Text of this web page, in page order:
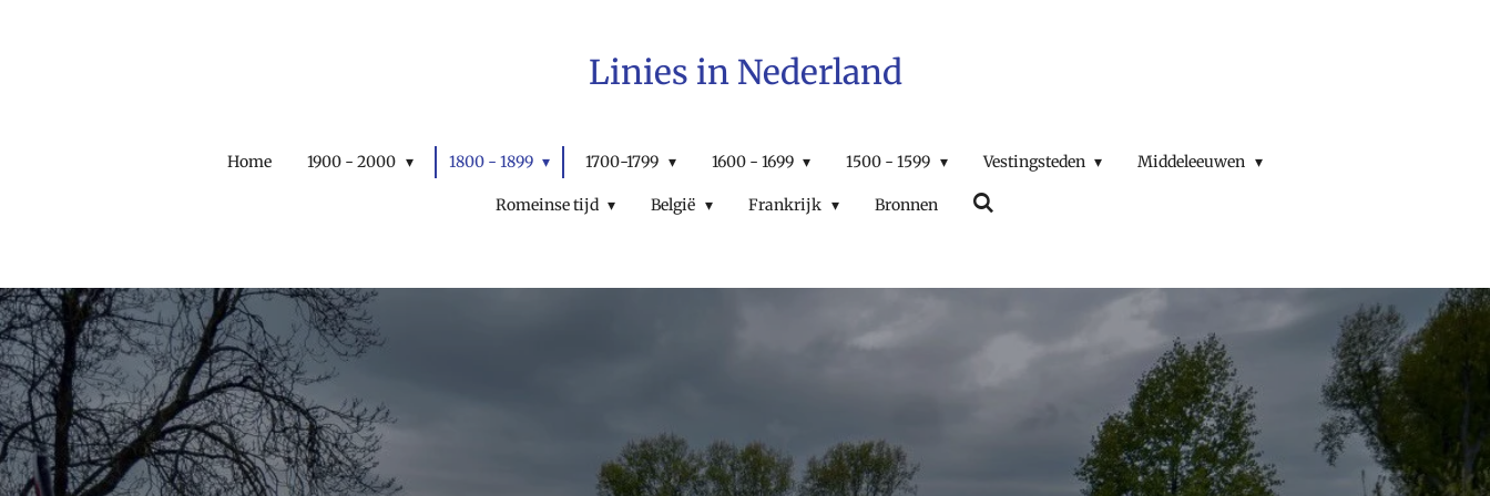
Linies in Nederland
Home 1900 - 2000 1800 - 1899 1700-1799 1600 - 1699 1500 - 1599 Vestingsteden Middeleeuwen
Romeinse tijd België Frankrijk Bronnen